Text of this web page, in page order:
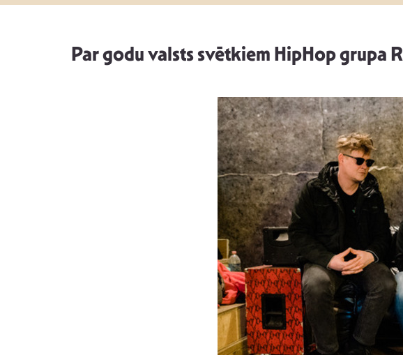
Par godu valsts svētkiem HipHop grupa